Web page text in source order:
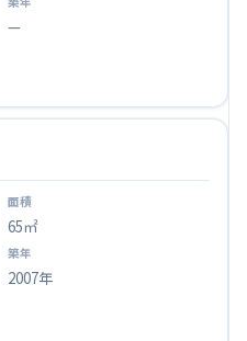
—
65㎡
2007年